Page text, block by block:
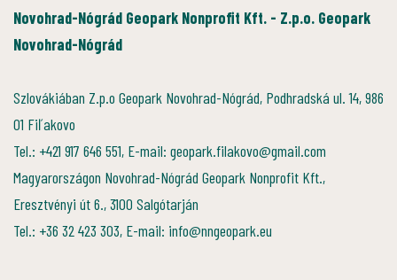
Novohrad-Nógrád Geopark Nonprofit Kft. - Z.p.o. Geopark
Novohrad-Nógrád
Szlovákiában Z.p.o Geopark Novohrad-Nógrád, Podhradská ul. 14, 986
01 Fiľakovo
Tel.: +421 917 646 551, E-mail: geopark.filakovo@gmail.com
Magyarországon Novohrad-Nógrád Geopark Nonprofit Kft.,
Eresztvényi út 6., 3100 Salgótarján
Tel.: +36 32 423 303, E-mail: info@nngeopark.eu